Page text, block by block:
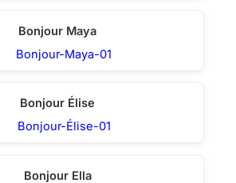
Bonjour Maya
Bonjour Élise
Bonjour Ella